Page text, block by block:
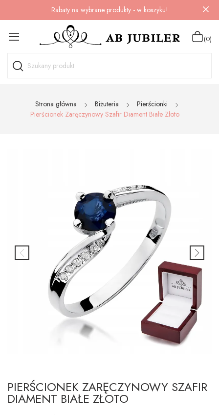
Rabaty na wybrane produkty - w koszyku!
(0)
Strona główna Biżuteria
Pierścionki
Pierścionek Zaręczynowy Szafir Diament Białe Złoto
PIERŚCIONEK ZARĘCZYNOWY SZAFIR
DIAMENT BIAŁE ZŁOTO